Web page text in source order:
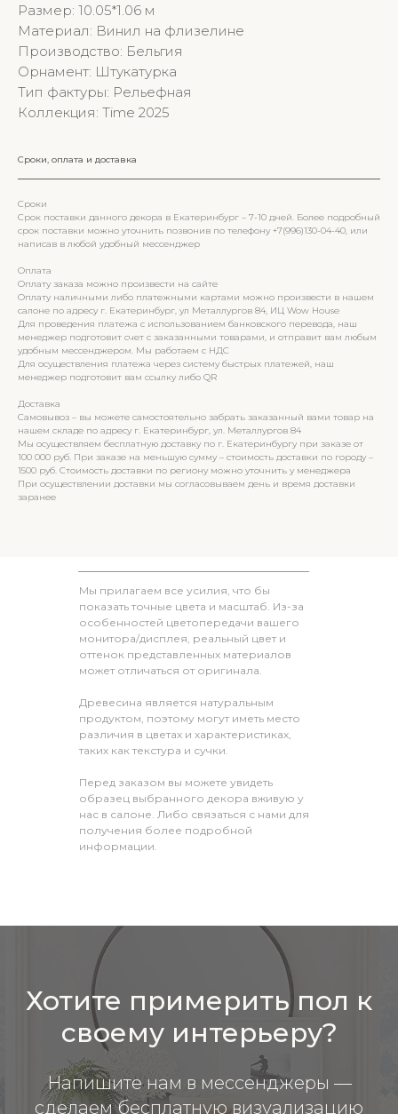
Размер: 10.05*1.06 м
Материал: Винил на флизелине
Производство: Бельгия
Орнамент: Штукатурка
Тип фактуры: Рельефная
Коллекция: Time 2025
Сроки, оплата и доставка
Сроки
Срок поставки данного декора в Екатеринбург – 7-10 дней. Более подробный
срок поставки можно уточнить позвонив по телефону +7(996)130-04-40, или
написав в любой удобный мессенджер
Оплата
Оплату заказа можно произвести на сайте
Оплату наличными либо платежными картами можно произвести в нашем
салоне по адресу г. Екатеринбург, ул Металлургов 84, ИЦ Wow House
Для проведения платежа с использованием банковского перевода, наш
менеджер подготовит счет с заказанными товарами, и отправит вам любым
удобным мессенджером. Мы работаем с НДС
Для осуществления платежа через систему быстрых платежей, наш
менеджер подготовит вам ссылку либо QR
Доставка
Самовывоз – вы можете самостоятельно забрать заказанный вами товар на
нашем складе по адресу г. Екатеринбург, ул. Металлургов 84
Мы осуществляем бесплатную доставку по г. Екатеринбургу при заказе от
100 000 руб. При заказе на меньшую сумму – стоимость доставки по городу –
1500 руб. Стоимость доставки по региону можно уточнить у менеджера
При осуществлении доставки мы согласовываем день и время доставки
заранее
Мы прилагаем все усилия, что бы
показать точные цвета и масштаб. Из-за
особенностей цветопередачи вашего
монитора/дисплея, реальный цвет и
оттенок представленных материалов
может отличаться от оригинала.
Древесина является натуральным
продуктом, поэтому могут иметь место
различия в цветах и характеристиках,
таких как текстура и сучки.
Перед заказом вы можете увидеть
образец выбранного декора вживую у
нас в салоне. Либо связаться с нами для
получения более подробной
информации.
Хотите примерить пол к
своему интерьеру?
Напишите нам в мессенджеры —
сделаем бесплатную визуализацию